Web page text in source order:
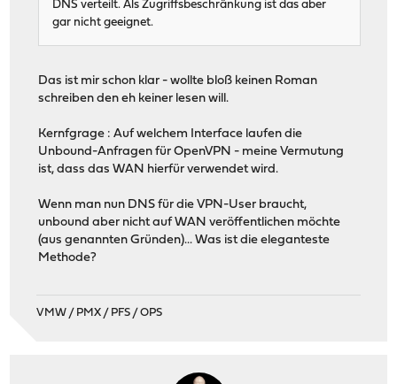
DNS verteilt. Als Zugriffsbeschränkung ist das aber
gar nicht geeignet.
Das ist mir schon klar - wollte bloß keinen Roman
schreiben den eh keiner lesen will.
Kernfgrage : Auf welchem Interface laufen die
Unbound-Anfragen für OpenVPN - meine Vermutung
ist, dass das WAN hierfür verwendet wird.
Wenn man nun DNS für die VPN-User braucht,
unbound aber nicht auf WAN veröffentlichen möchte
(aus genannten Gründen)... Was ist die eleganteste
Methode?
VMW / PMX / PFS / OPS